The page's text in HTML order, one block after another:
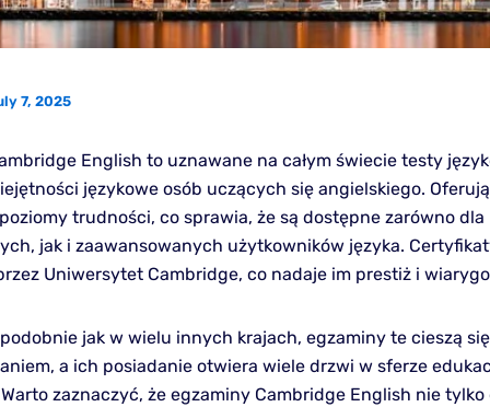
7, 2025
English to uznawane na całym świecie testy
językowe osób uczących się angielskiego.
trudności, co sprawia, że są dostępne zarówno dla
jak i zaawansowanych użytkowników języka.
Uniwersytet Cambridge, co nadaje im prestiż i
jak w wielu innych krajach, egzaminy te cieszą
a ich posiadanie otwiera wiele drzwi w sferze
zaznaczyć, że egzaminy Cambridge English nie tylko